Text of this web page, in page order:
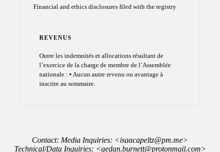
Financial and ethics disclosures filed with the registry
REVENUS
Outre les indemnités et allocations résultant de
l’exercice de la charge de membre de l’Assemblée
nationale : ▪ Aucun autre revenu ou avantage à
inscrire au sommaire.
Contact: Media Inquiries: <isaacapeltz@pm.me>
Technical/Data Inquiries: <aedan.burnett@protonmail.com>